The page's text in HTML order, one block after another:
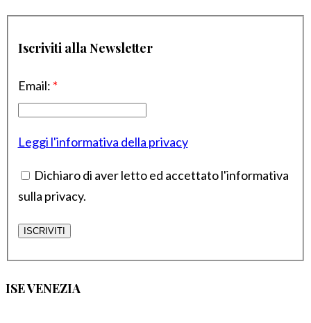
Iscriviti alla Newsletter
Email: *
Leggi l'informativa della privacy
Dichiaro di aver letto ed accettato l'informativa
sulla privacy.
ISE VENEZIA